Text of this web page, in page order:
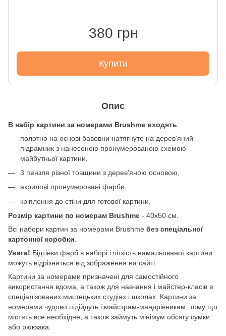
380 грн
Купити
Опис
В набір картини за номерами Brushme входять:
полотно на основі бавовни натягнуте на дерев'яний
підрамник з нанесеною пронумерованою схемою
майбутньої картини,
3 пензля різної товщини з дерев'яною основою,
акрилові пронумеровані фарби,
кріплення до стіни для готової картини.
Розмір картини по номерам Brushme - 40х50 см.
Всі набори картин за номерами Brushme без спеціальної
картонної коробки
Увага! Відтінки фарб в наборі і чіткість намальованої картини
можуть відрізняться від зображення на сайті.
Картини за номерами призначені для самостійного
використання вдома, а також для навчання і майстер-класів в
спеціалізованих мистецьких студіях і школах. Картини за
номерами чудово підійдуть і майстрам-мандрівникам, тому що
містять все необхідне, а також займуть мінімум обсягу сумки
або рюкзака.